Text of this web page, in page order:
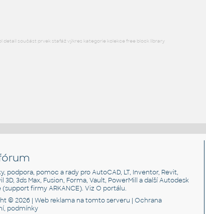
detail součást prvek stafáž výkres kategorie kolekce free block library
podpora, pomoc a rady pro AutoCAD, LT, Inventor, Revit,
3D, 3ds Max, Fusion, Forma, Vault, PowerMill a další Autodesk
(support firmy ARKANCE). VizO portálu.
© 2026 |Web reklama na tomto serveru |Ochrana
podmínky